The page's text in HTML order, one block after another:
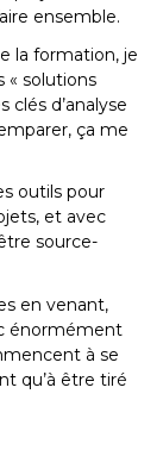
ensemble.
la formation, je
« solutions
clés d’analyse
ça me
outils pour
et avec
source-
en venant,
énormément
à se
qu’à être tiré